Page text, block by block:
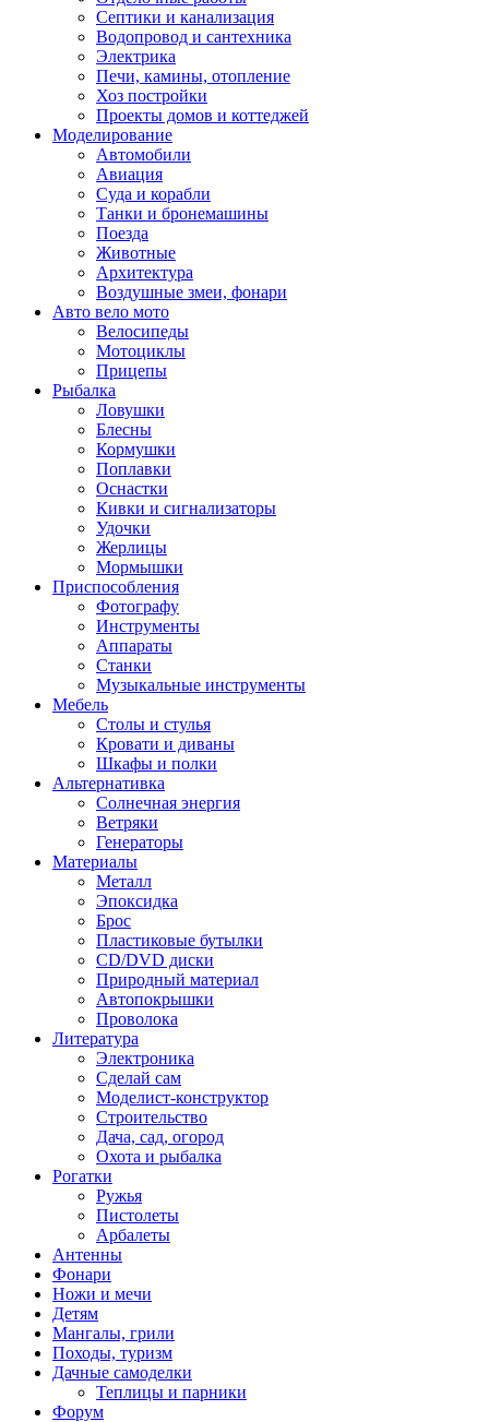
Септики и канализация
Водопровод и сантехника
Электрика
Печи, камины, отопление
Хоз постройки
Проекты домов и коттеджей
Моделирование
Автомобили
Авиация
Суда и корабли
Танки и бронемашины
Поезда
Животные
Архитектура
Воздушные змеи, фонари
Авто вело мото
Велосипеды
Мотоциклы
Прицепы
Рыбалка
Ловушки
Блесны
Кормушки
Поплавки
Оснастки
Кивки и сигнализаторы
Удочки
Жерлицы
Мормышки
Приспособления
Фотографу
Инструменты
Аппараты
Станки
Музыкальные инструменты
Мебель
Столы и стулья
Кровати и диваны
Шкафы и полки
Альтернативка
Солнечная энергия
Ветряки
Генераторы
Материалы
Металл
Эпоксидка
Брос
Пластиковые бутылки
CD/DVD диски
Природный материал
Автопокрышки
Проволока
Литература
Электроника
Сделай сам
Моделист-конструктор
Строительство
Дача, сад, огород
Охота и рыбалка
Рогатки
Ружья
Пистолеты
Арбалеты
Антенны
Фонари
Ножи и мечи
Детям
Мангалы, грили
Походы, туризм
Дачные самоделки
Теплицы и парники
Форум